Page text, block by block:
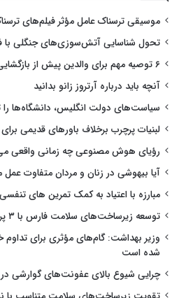
موسیقی ترسناک عامل مؤثر فیلم‌های
تحول شناسایی آتش‌سوزی‌های جنگلی با
۶ توصیه مهم برای والدین پیش از بازگشایی مدارس
آنچه باید درباره آرتروز زانو بدانید
سیاست‌های دولت انگلیس، دانشگاه‌ها
لبنیات پرچرب برخلاف باورهای قدیمی
رؤیای هوش مصنوعی چه زمانی واقعی
آیا بیهوشی در زنان و مردان متفاوت عمل
مبارزه با اعتیاد به کمک تمرین های تنفسی
توسعه زیرساخت‌های سلامت فارس با ۳ پروژه شتاب گرفت
وزیر بهداشت: گام‌های مؤثری برای تداوم
شده است
چرایی شیوع بالای عفونت‌های گوارشی